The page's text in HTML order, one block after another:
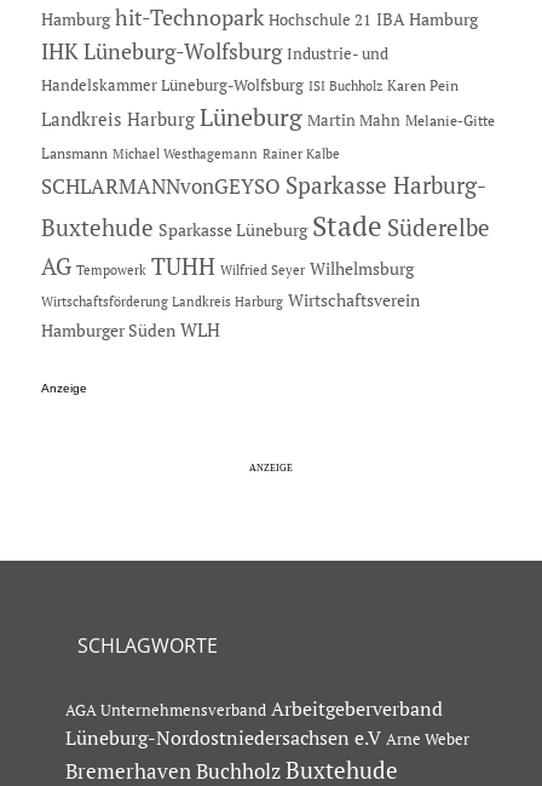
Hamburg hit-Technopark Hochschule 21 IBA Hamburg
IHK Lüneburg-Wolfsburg Industrie- und
Handelskammer Lüneburg-Wolfsburg ISI Buchholz Karen Pein
Landkreis Harburg Lüneburg Martin Mahn Melanie-Gitte
Lansmann Michael Westhagemann Rainer Kalbe
SCHLARMANNvonGEYSO Sparkasse Harburg-
Buxtehude Sparkasse Lüneburg Stade Süderelbe
AG Tempowerk TUHH Wilfried Seyer Wilhelmsburg
Wirtschaftsförderung Landkreis Harburg Wirtschaftsverein
Hamburger Süden WLH
Anzeige
SCHLAGWORTE
AGA Unternehmensverband Arbeitgeberverband
Lüneburg-Nordostniedersachsen e.V Arne Weber
Bremerhaven Buchholz Buxtehude